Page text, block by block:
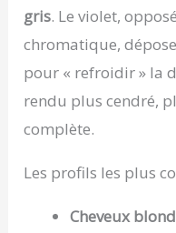
gris. Le violet,
chromatique,
pour « refroidir » la
rendu plus cendré,
complète.
Les profils les plus
Cheveux